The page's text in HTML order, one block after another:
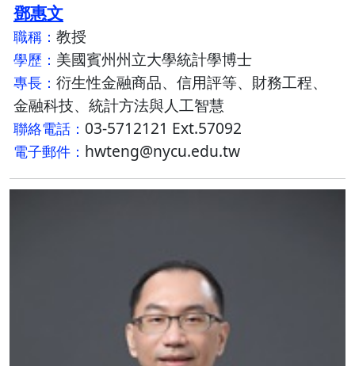
鄧惠文
職稱： 教授
學歷： 美國賓州州立大學統計學博士
專長： 衍生性金融商品、信用評等、財務工程、
金融科技、統計方法與人工智慧
聯絡電話： 03-5712121 Ext.57092
電子郵件： hwteng@nycu.edu.tw